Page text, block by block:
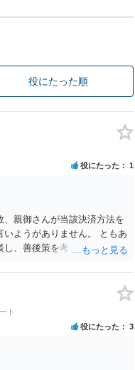
役にたった順
役にたった 1
親御さんが当該決済方法を
ようがありません。 ともあ
、善後策を考えることをお
ト
役にたった 3